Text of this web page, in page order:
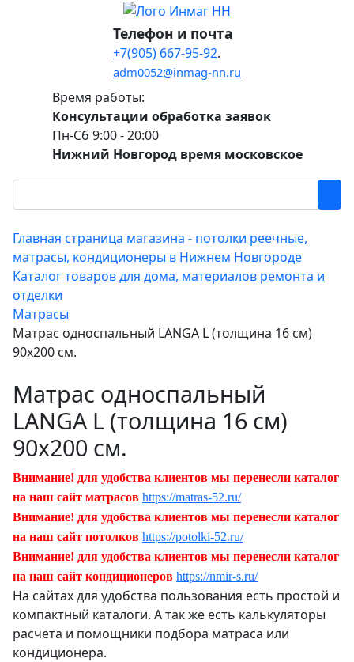
Телефон и почта
+7(905) 667-95-92.
adm0052@inmag-nn.ru
Время работы:
Консультации обработка заявок
Пн-Сб 9:00 - 20:00
Нижний Новгород время московское
Главная страница магазина - потолки реечные,
матрасы, кондиционеры в Нижнем Новгороде
Каталог товаров для дома, материалов ремонта и
отделки
Матрасы
Матрас односпальный LANGA L (толщина 16 см)
90х200 см.
Матрас односпальный
LANGA L (толщина 16 см)
90х200 см.
Внимание! для удобства клиентов мы перенесли каталог
на наш сайт матрасов https://matras-52.ru/
Внимание! для удобства клиентов мы перенесли каталог
на наш сайт потолков https://potolki-52.ru/
Внимание! для удобства клиентов мы перенесли каталог
на наш сайт кондиционеров https://nmir-s.ru/
На сайтах для удобства пользования есть простой и
компактный каталоги. А так же есть калькуляторы
расчета и помощники подбора матраса или
кондиционера.